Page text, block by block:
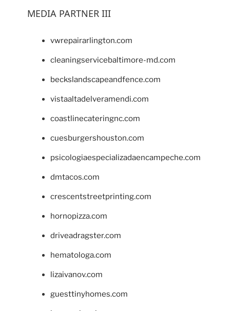
MEDIA PARTNER III
vwrepairarlington.com
cleaningservicebaltimore-md.com
beckslandscapeandfence.com
vistaaltadelveramendi.com
coastlinecateringnc.com
cuesburgershouston.com
psicologiaespecializadaencampeche.com
dmtacos.com
crescentstreetprinting.com
hornopizza.com
driveadragster.com
hematologa.com
lizaivanov.com
guesttinyhomes.com